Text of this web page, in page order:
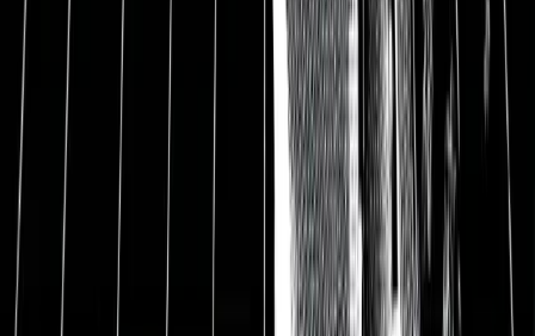
Zusammenfassung
Als Beteiligungsgesellschaft bietet BB Biotech in
einem wachsenden, aber auch volatilen Sektor
einen spannenden Einstieg, weil sie ein
diversifiziertes Portfolio besitzt.
Man kann BB Biotech auch als eine Form von
aktiv gemanagten Biotechnologie-Fonds